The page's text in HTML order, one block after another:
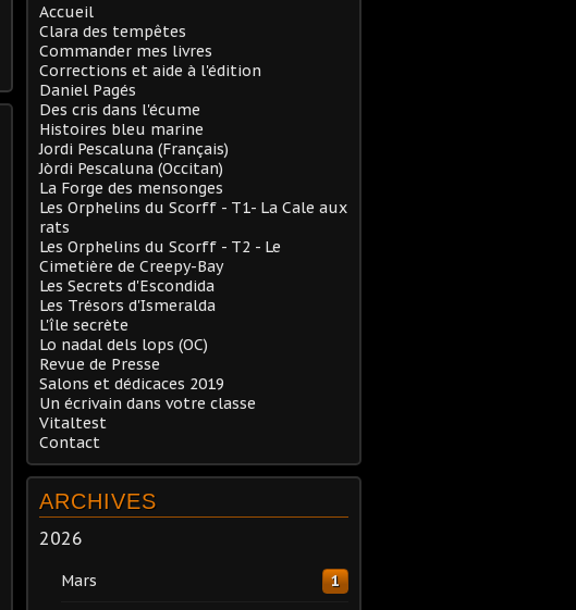
Accueil
Clara des tempêtes
Commander mes livres
Corrections et aide à l'édition
Daniel Pagés
Des cris dans l'écume
Histoires bleu marine
Jordi Pescaluna (Français)
Jòrdi Pescaluna (Occitan)
La Forge des mensonges
Les Orphelins du Scorff - T1- La Cale aux
rats
Les Orphelins du Scorff - T2 - Le
Cimetière de Creepy-Bay
Les Secrets d'Escondida
Les Trésors d'Ismeralda
L'île secrète
Lo nadal dels lops (OC)
Revue de Presse
Salons et dédicaces 2019
Un écrivain dans votre classe
Vitaltest
Contact
ARCHIVES
2026
Mars 1